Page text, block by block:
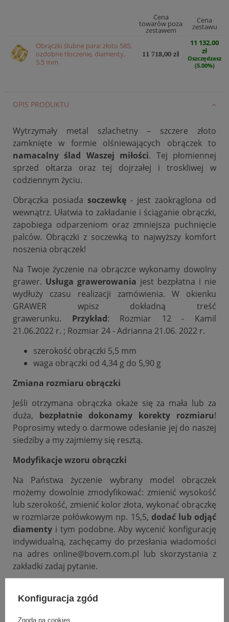
Cena
towarów poza
zestawem
Cena
zestawu
Obrączki ślubne para: złoto 585,
ozdobne tłoczenie, diamenty,
5,5 mm
11 718,00 zł
11 132,00
zł
Oszczędzasz
(5.00%)
OPIS PRODUKTU
Wytrzymały metal szlachetny – szczere złoto
zamknięte w formie olśniewających obrączek to
namacalny ślad Waszej miłości. Tej płomiennej
sprzed ołtarza oraz tej dojrzałej i troskliwej w
codziennym życiu.
Obrączka posiada soczewkę - jest zaokrąglona od
wewnątrz. Ułatwia to zakładanie i ściąganie obrączki,
zapobiega odparzeniom oraz zmniejsza puchnięcie
palców. Obrączki z soczewką to najwyższy komfort
noszenia obrączek!
Na Twoje życzenie na obrączce wykonamy dowolny
grawer. Usługa grawerowania jest bezpłatna i nie
wydłuży czasu realizacji zamówienia. W okienku
GRAWER wpisz dokładną treść
grawerunku.
Przykład: Rozmiar 12 - Kamil
21.06.2022 r. ; Rozmiar 24 - Adrianna 21.06. 2022 r.
szerokość obrączki 5,5 mm
waga obrączki od 4,34 g do 5,90 g
Zmiana rozmiaru obrączki
Jeśli otrzymana obrączka okaże się za mała lub za
duża, bezpłatnie dokonamy korekty rozmiaru!
Poprosimy wtedy o darmowe odesłanie jej do naszej
siedziby a my zajmiemy się resztą.
Modyfikacje wzoru obrączki
Na Państwa życzenie wybrany model obrączek
możemy dowolnie zmodyfikować: zmienić wysokość
lub szerokość, zmienić kolor złota, wykonać obrączkę
w rozmiarze połówkowym np. 15,5, dodać lub odjąć
diamenty i tym podobne. Aby wycenić konfigurację
indywidualną, zachęcamy do przesłania wiadomości
na adres online@bovem.com.pl lub skorzystania z
zakładki zadaj pytanie.
Konfiguracja zgód
Zgoda na cookies